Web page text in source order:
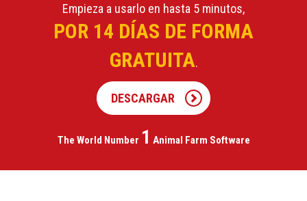
Empieza a usarlo en hasta 5 minutos,
POR 14 DÍAS DE FORMA
GRATUITA.
DESCARGAR
The World Number 1 Animal Farm Software